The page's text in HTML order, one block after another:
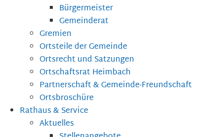
Bürgermeister
Gemeinderat
Gremien
Ortsteile der Gemeinde
Ortsrecht und Satzungen
Ortschaftsrat Heimbach
Partnerschaft & Gemeinde-Freundschaft
Ortsbroschüre
Rathaus & Service
Aktuelles